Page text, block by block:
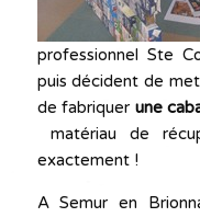
professionnel Ste
puis décident de
de fabriquer une
matériau de
exactement !
A Semur en